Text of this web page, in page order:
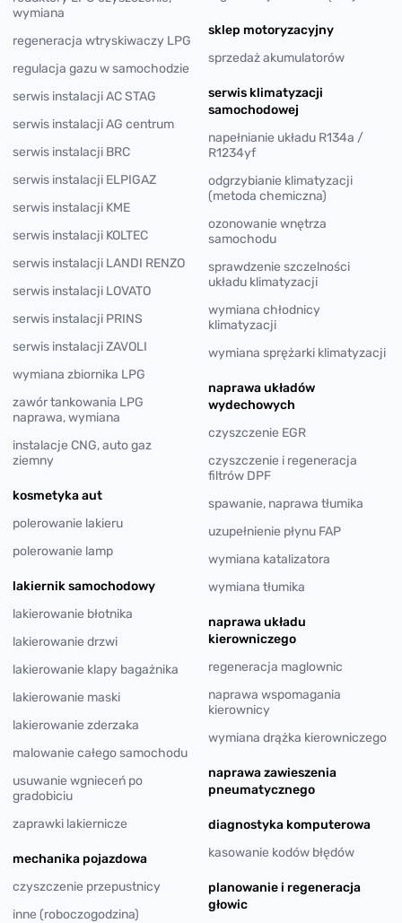
wymiana
regeneracja wtryskiwaczy LPG
regulacja gazu w samochodzie
serwis instalacji AC STAG
serwis instalacji AG centrum
serwis instalacji BRC
serwis instalacji ELPIGAZ
serwis instalacji KME
serwis instalacji KOLTEC
serwis instalacji LANDI RENZO
serwis instalacji LOVATO
serwis instalacji PRINS
serwis instalacji ZAVOLI
wymiana zbiornika LPG
zawór tankowania LPG
naprawa, wymiana
instalacje CNG, auto gaz
ziemny
kosmetyka aut
polerowanie lakieru
polerowanie lamp
lakiernik samochodowy
lakierowanie błotnika
lakierowanie drzwi
lakierowanie klapy bagażnika
lakierowanie maski
lakierowanie zderzaka
malowanie całego samochodu
usuwanie wgnieceń po
gradobiciu
zaprawki lakiernicze
mechanika pojazdowa
czyszczenie przepustnicy
inne (roboczogodzina)
sklep motoryzacyjny
sprzedaż akumulatorów
serwis klimatyzacji
samochodowej
napełnianie układu R134a /
R1234yf
odgrzybianie klimatyzacji
(metoda chemiczna)
ozonowanie wnętrza
samochodu
sprawdzenie szczelności
układu klimatyzacji
wymiana chłodnicy
klimatyzacji
wymiana sprężarki klimatyzacji
naprawa układów
wydechowych
czyszczenie EGR
czyszczenie i regeneracja
filtrów DPF
spawanie, naprawa tłumika
uzupełnienie płynu FAP
wymiana katalizatora
wymiana tłumika
naprawa układu
kierowniczego
regeneracja maglownic
naprawa wspomagania
kierownicy
wymiana drążka kierowniczego
naprawa zawieszenia
pneumatycznego
diagnostyka komputerowa
kasowanie kodów błędów
planowanie i regeneracja
głowic